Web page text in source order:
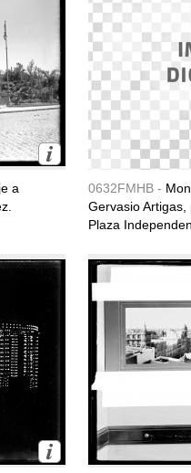
a
0632FMHB -
Gervasio
Plaza